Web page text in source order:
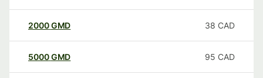
2000GMD 38 CAD
5000GMD 95 CAD